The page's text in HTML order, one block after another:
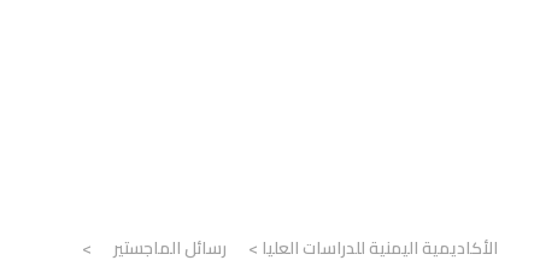
الأكاديمية اليمنية للدراسات العليا > رسائل الماجستير
>